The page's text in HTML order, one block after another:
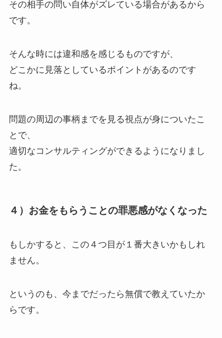
その相手の問い自体がズレている場合があるから
です。
そんな時には違和感を感じるものですが、
どこかに見落としているポイントがあるのです
ね。
問題の周辺の事柄までを見る視点が身についたこ
とで、
適切なコンサルティングができるようになりまし
た。
４）お金をもらうことの罪悪感がなくなった
もしかすると、この４つ目が１番大きいかもしれ
ません。
というのも、今までだったら無償で教えていたか
らです。